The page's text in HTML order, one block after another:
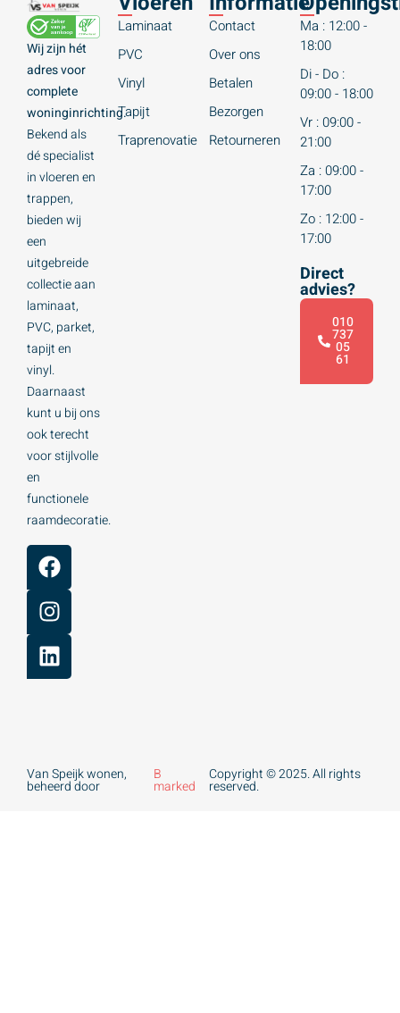
Wij zijn hét
adres voor
complete
woninginrichting.
Bekend als
dé specialist
in vloeren en
trappen,
bieden wij
een
uitgebreide
collectie aan
laminaat,
PVC, parket,
tapijt en
vinyl.
Daarnaast
kunt u bij ons
ook terecht
voor stijlvolle
en
functionele
raamdecoratie.
Laminaat
PVC
Vinyl
Tapijt
Traprenovatie
Contact
Over ons
Betalen
Bezorgen
Retourneren
Ma : 12:00 -
18:00
Di - Do :
09:00 - 18:00
Vr : 09:00 -
21:00
Za : 09:00 -
17:00
Zo : 12:00 -
17:00
Direct
advies?
010
737
05
61
Van Speijk wonen,
beheerd door
B
marked
Copyright © 2025. All rights
reserved.